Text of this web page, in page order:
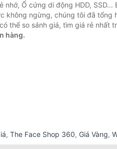
nhớ, Ổ cứng di động HDD, SSD...
không ngừng, chúng tôi đã tổng
thể so sánh giá, tìm giá rẻ nhất
hàng.
, The Face Shop 360, Giá Vàng,